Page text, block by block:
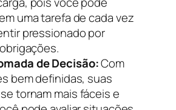
uma tarefa de cada vez
pressionado por
de Decisão:Com
bem definidas, suas
tornam mais fáceis e